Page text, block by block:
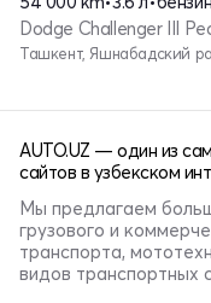
Dodge Challenger III
Ташкент, Яшнабадский
AUTO.UZ — один из
сайтов в узбекском
Мы предлагаем
грузового и
транспорта,
видов транспортных